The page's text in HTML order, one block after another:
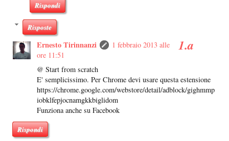
Rispondi
Risposte
Ernesto Tirinnanzi
1 febbraio 2013 alle
ore 11:51
@ Start from scratch
E' semplicissimo. Per Chrome devi usare questa estensione
https://chrome.google.com/webstore/detail/adblock/gighmmp
iobklfepjocnamgkkbiglidom
Funziona anche su Facebook
Rispondi